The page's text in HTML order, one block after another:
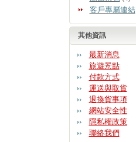
客戶專屬連結
其他資訊
最新消息
旅遊景點
付款方式
運送與取貨
退換貨事項
網站安全性
隱私權政策
聯絡我們